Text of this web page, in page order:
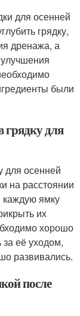
для осенней
грядку,
дренажа, а
были
грядку для
для осенней
на расстоянии
каждую ямку
их
хорошо
за её уходом,
развивались.
после